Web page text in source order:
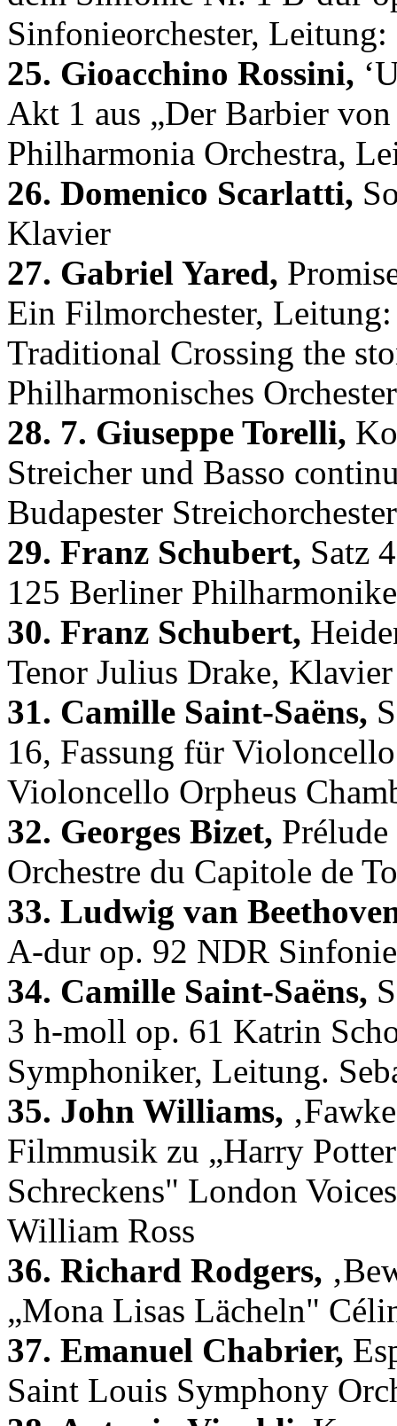
Sinfonieorchester,
25. Gioacchino Rossini,
Akt 1 aus „Der Barbier
Philharmonia Orchestra,
26. Domenico Scarlatti,
Klavier
27. Gabriel Yared,
Ein Filmorchester,
Traditional Crossing the
Philharmonisches
28. 7. Giuseppe Torelli,
Streicher und Basso
Budapester Streichorchester
29. Franz Schubert, Satz
125 Berliner
30. Franz Schubert,
Tenor Julius Drake, Klavier
31. Camille Saint-Saëns,
16, Fassung für
Violoncello Orpheus
32. Georges Bizet,
Orchestre du Capitole de
33. Ludwig van
A-dur op. 92 NDR
34. Camille Saint-Saëns,
3 h-moll op. 61 Katrin
Symphoniker, Leitung.
35. John Williams,
Filmmusik zu „Harry
Schreckens" London
William Ross
36. Richard Rodgers,
„Mona Lisas Lächeln"
37. Emanuel Chabrier,
Saint Louis Symphony